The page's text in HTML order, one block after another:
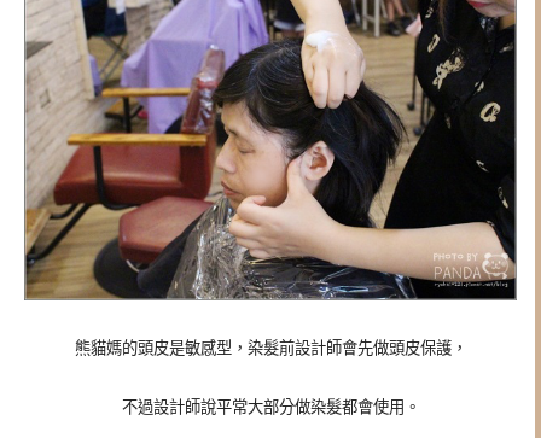
熊貓媽的頭皮是敏感型，染髮前設計師會先做頭皮保護，
不過設計師說平常大部分做染髮都會使用。